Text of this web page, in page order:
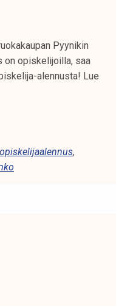
Pyynikin
on opiskelijoilla, saa
alennusta! Lue
opiskelijaalennus,